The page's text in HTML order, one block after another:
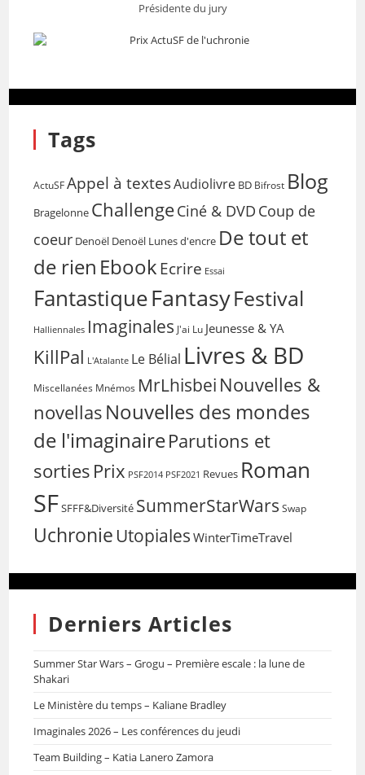
Présidente du jury
Tags
ActuSF Appel à textesAudiolivre BD Bifrost Blog
Bragelonne ChallengeCiné & DVD Coup de
coeur Denoël Denoël Lunes d'encre De tout et
de rien EbookEcrire Essai
FantastiqueFantasyFestival
Halliennales Imaginales J'ai Lu Jeunesse & YA
KillPal L'Atalante Le Bélial Livres & BD
Miscellanées Mnémos MrLhisbei Nouvelles &
novellas Nouvelles des mondes
de l'imaginaireParutions et
sorties Prix PSF2014 PSF2021 Revues Roman
SFSFFF&Diversité SummerStarWars Swap
Uchronie Utopiales WinterTimeTravel
Derniers Articles
Summer Star Wars – Grogu – Première escale : la lune de
Shakari
Le Ministère du temps – Kaliane Bradley
Imaginales 2026 – Les conférences du jeudi
Team Building – Katia Lanero Zamora